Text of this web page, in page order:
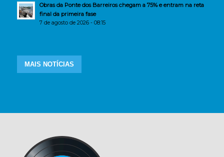
Obras da Ponte dos Barreiros chegam a 75% e entram na reta
final da primeira fase
7 de agosto de 2026 - 08:15
MAIS NOTÍCIAS